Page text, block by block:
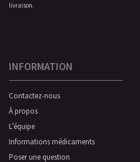
livraison.
INFORMATION
Contactez-nous
À propos
L’équipe
Informations médicaments
Poser une question